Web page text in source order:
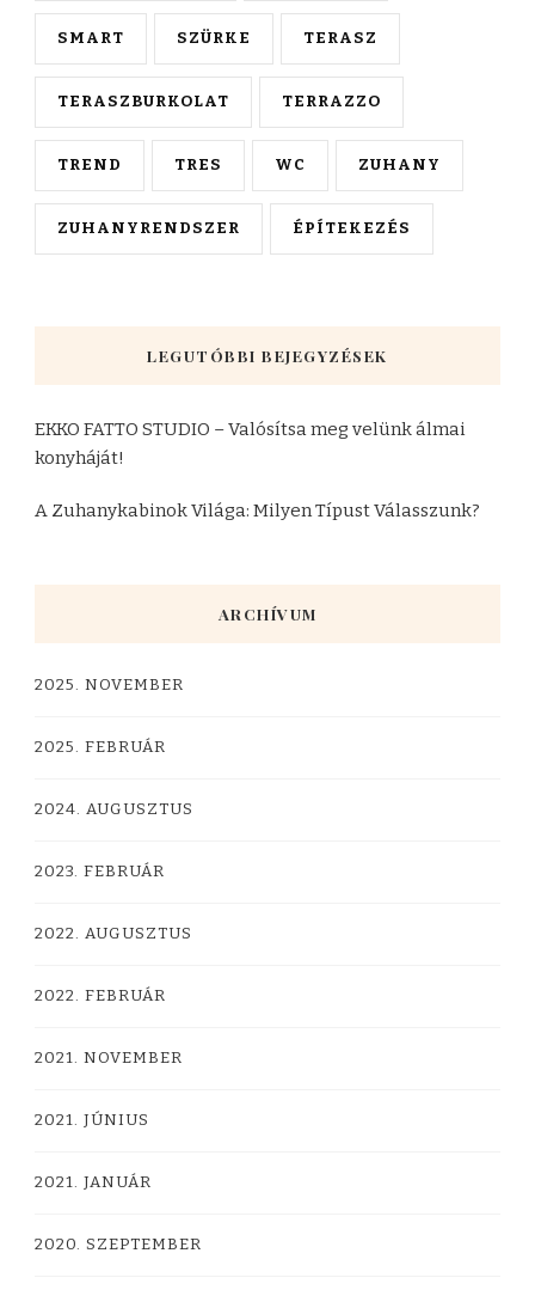
SMART SZÜRKE TERASZ
TERASZBURKOLAT TERRAZZO
TREND TRES WC ZUHANY
ZUHANYRENDSZER ÉPÍTEKEZÉS
LEGUTÓBBI BEJEGYZÉSEK
EKKO FATTO STUDIO – Valósítsa meg velünk álmai
konyháját!
A Zuhanykabinok Világa: Milyen Típust Válasszunk?
ARCHÍVUM
2025. NOVEMBER
2025. FEBRUÁR
2024. AUGUSZTUS
2023. FEBRUÁR
2022. AUGUSZTUS
2022. FEBRUÁR
2021. NOVEMBER
2021. JÚNIUS
2021. JANUÁR
2020. SZEPTEMBER